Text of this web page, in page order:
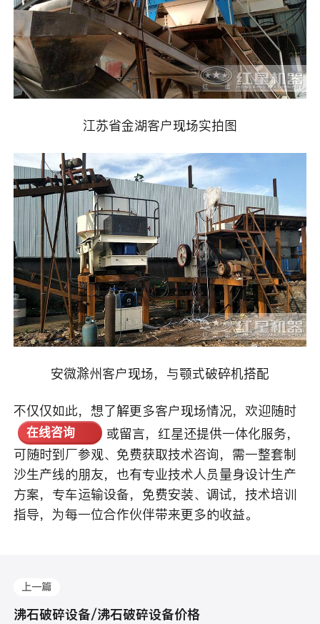
江苏省金湖客户现场实拍图
安微滁州客户现场，与颚式破碎机搭配
不仅仅如此，想了解更多客户现场情况，欢迎随时
在线咨询
或留言，红星还提供一体化服务，
可随时到厂参观、免费获取技术咨询，需一整套制
沙生产线的朋友，也有专业技术人员量身设计生产
方案，专车运输设备，免费安装、调试，技术培训
指导，为每一位合作伙伴带来更多的收益。
上一篇
沸石破碎设备/沸石破碎设备价格